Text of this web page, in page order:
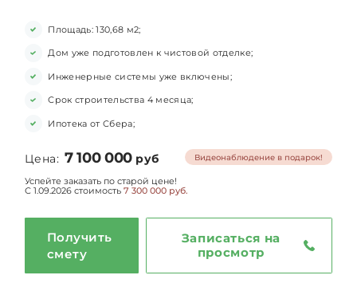
Площадь: 130,68 м2;
Дом уже подготовлен к чистовой отделке;
Инженерные системы уже включены;
Срок строительства 4 месяца;
Ипотека от Сбера;
Цена: 7 100 000 руб Видеонаблюдение в подарок!
Успейте заказать по старой цене!
С 1.09.2026 стоимость 7 300 000 руб.
Получить
смету
Записаться на
просмотр